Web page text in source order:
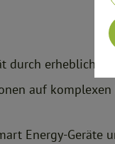
erheblich
auf komplexen
Energy-Geräte